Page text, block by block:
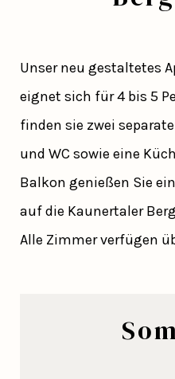
Unser neu gestaltetes
eignet sich für 4 bis 5
finden sie zwei
und WC sowie eine
Balkon genießen Sie
auf die Kaunertaler
Alle Zimmer verfügen